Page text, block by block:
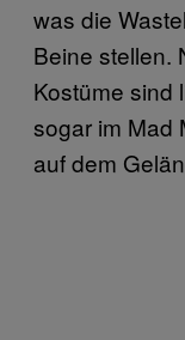
was die
Beine stellen.
Kostüme sind
sogar im Mad
auf dem